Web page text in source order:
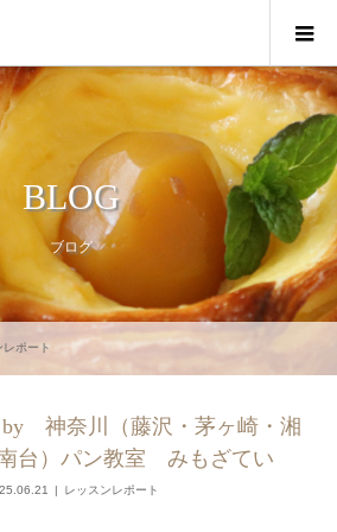
BLOG
ブログ
レポート
神奈川（藤沢・茅ヶ崎・湘
台）パン教室 みもざてい
レッスンレポート